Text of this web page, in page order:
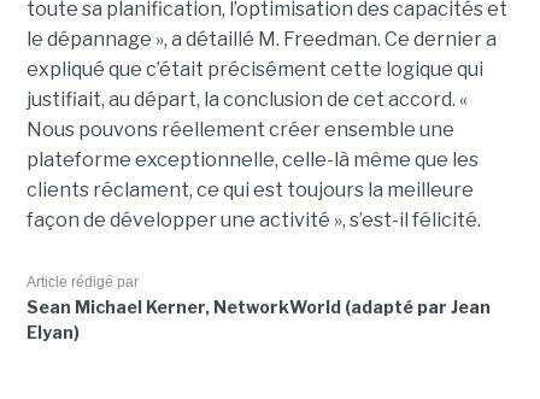
toute sa planification, l’optimisation des capacités et
le dépannage », a détaillé M. Freedman. Ce dernier a
expliqué que c’était précisément cette logique qui
justifiait, au départ, la conclusion de cet accord. «
Nous pouvons réellement créer ensemble une
plateforme exceptionnelle, celle-là même que les
clients réclament, ce qui est toujours la meilleure
façon de développer une activité », s’est-il félicité.
Article rédigé par
Sean Michael Kerner, NetworkWorld (adapté par Jean
Elyan)